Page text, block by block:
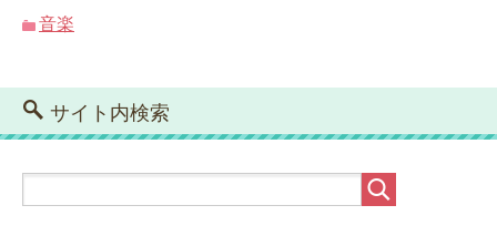
音楽
サイト内検索